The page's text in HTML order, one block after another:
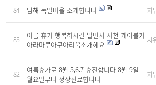
84 남해 독일마을 소개합니다 치
83
여름 휴가 행복하시길 빌면서 사천 케이블카
아라마루아쿠아리움소개해요
치
82
여름휴가로 8월 5,6.7 휴진합니다 8월 9일
월요일부터 정상진료합니다
치